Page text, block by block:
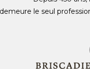
demeure le seul